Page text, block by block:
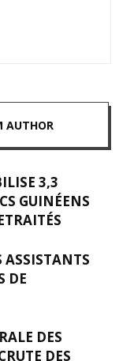
AUTHOR
3,3
GUINÉENS
ASSISTANTS
DE
DES
DES